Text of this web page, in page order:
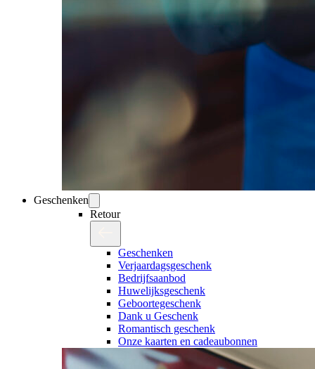
Geschenken
Retour
Geschenken
Verjaardagsgeschenk
Bedrijfsaanbod
Huwelijksgeschenk
Geboortegeschenk
Dank u Geschenk
Romantisch geschenk
Onze kaarten en cadeaubonnen